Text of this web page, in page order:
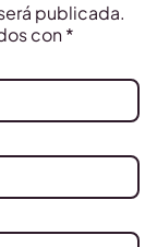
publicada.
con*